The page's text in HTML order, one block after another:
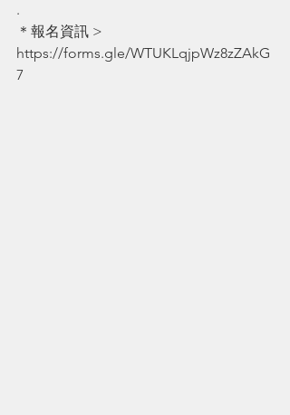
.
＊報名資訊 >
https://forms.gle/WTUKLqjpWz8zZAkG
7